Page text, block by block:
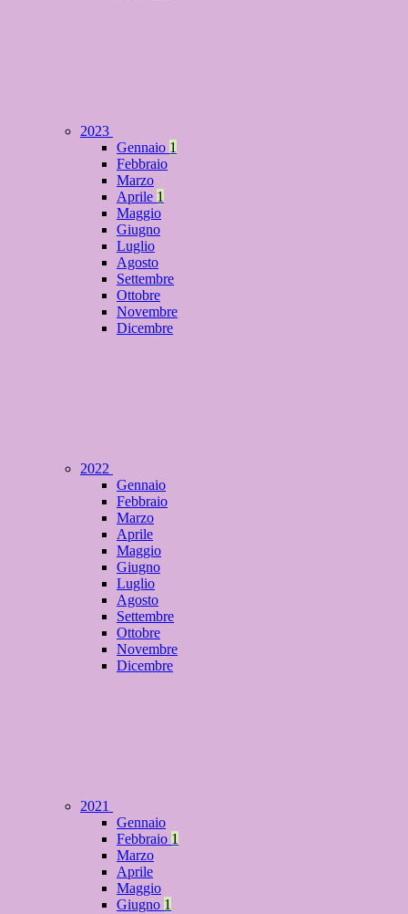
2023
Gennaio 1
Febbraio
Marzo
Aprile 1
Maggio
Giugno
Luglio
Agosto
Settembre
Ottobre
Novembre
Dicembre
2022
Gennaio
Febbraio
Marzo
Aprile
Maggio
Giugno
Luglio
Agosto
Settembre
Ottobre
Novembre
Dicembre
2021
Gennaio
Febbraio 1
Marzo
Aprile
Maggio
Giugno 1